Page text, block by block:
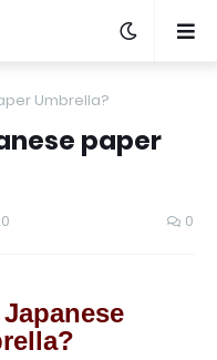
Umbrella?
paper
0
Japanese